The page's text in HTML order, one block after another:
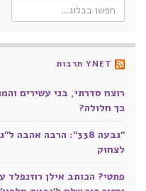
Search for:
YNET תרבות
רוצח סדרתי, בני עשירים
כך חלולה?
"גבעה 338": הרבה
לצחוק